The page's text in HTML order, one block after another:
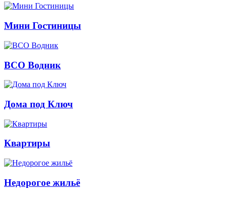
Мини Гостиницы
ВСО Водник
Дома под Ключ
Квартиры
Недорогое жильё